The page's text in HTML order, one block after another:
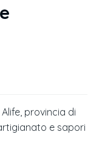
provincia di
e sapori